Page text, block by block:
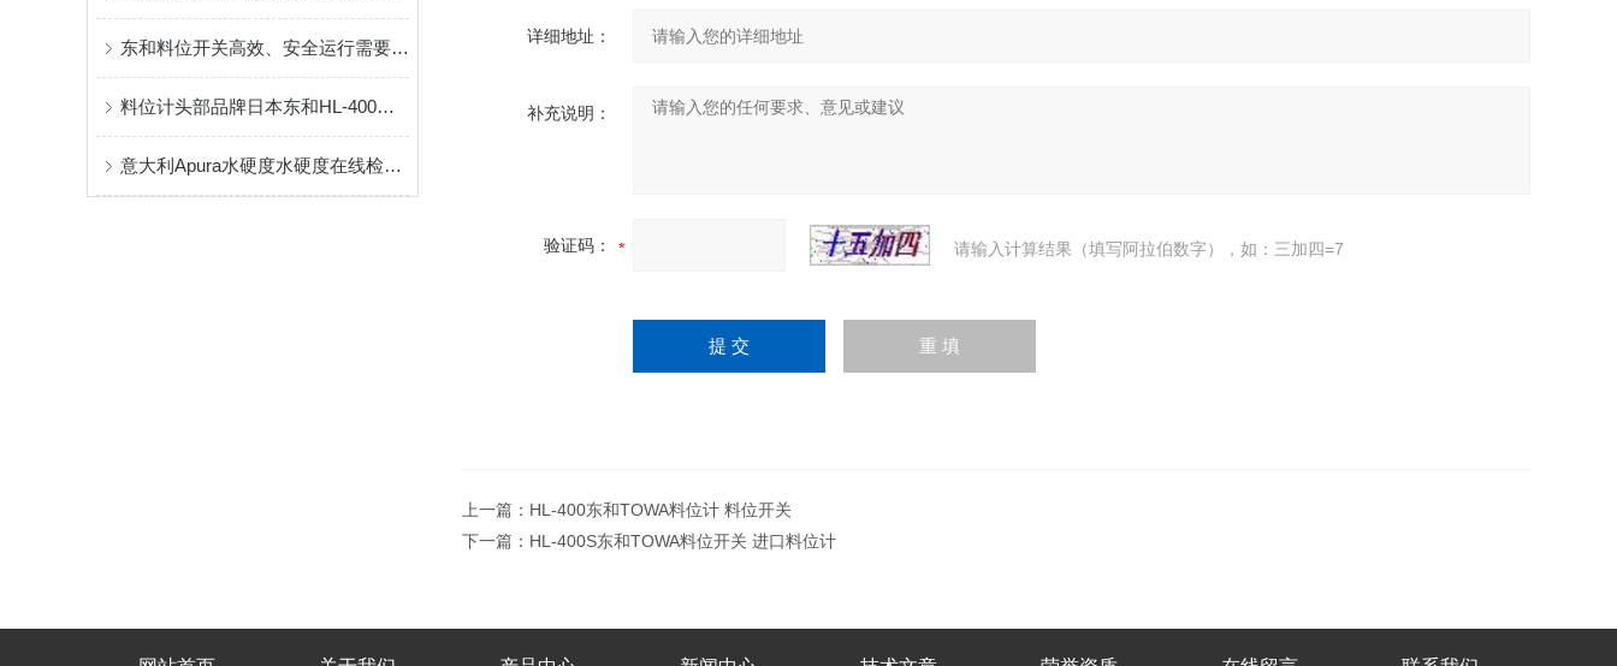
东和料位开关高效、安全运行需要注意的一些要求
料位计头部品牌日本东和HL-400小阻旋料位计在塑胶成型烘料仓广泛应用
意大利Apura水硬度水硬度在线检测仪的技术优势是什么？
详细地址：
补充说明：
验证码： 请输入计算结果（填写阿拉伯数字），如：三加四=7
上一篇： HL-400东和TOWA料位计 料位开关
下一篇： HL-400S东和TOWA料位开关 进口料位计